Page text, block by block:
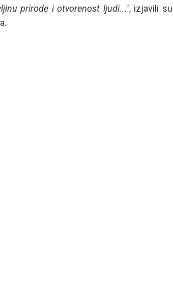
prirode i otvorenost ljudi...'', izjavili su